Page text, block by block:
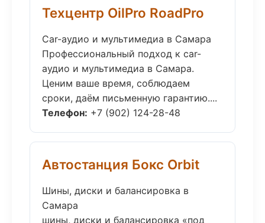
Техцентр OilPro RoadPro
Car-аудио и мультимедиа в Самара
Профессиональный подход к car-
аудио и мультимедиа в Самара.
Ценим ваше время, соблюдаем
сроки, даём письменную гарантию....
Телефон: +7 (902) 124-28-48
Автостанция Бокс Orbit
Шины, диски и балансировка в
Самара
шины, диски и балансировка «под